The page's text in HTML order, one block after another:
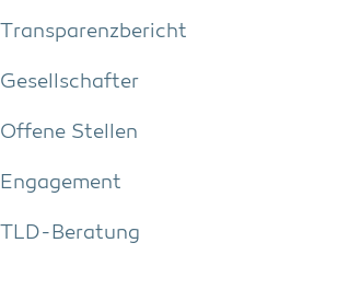
Trans­pa­renz­be­richt
Gesell­schaf­ter
Offe­ne Stellen
Enga­ge­ment
TLD-Bera­tung